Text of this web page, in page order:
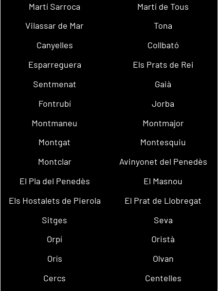
Martí Sarroca
Martí de Tous
Vilassar de Mar
Tona
Canyelles
Collbató
Esparreguera
Els Prats de Rei
Sentmenat
Gaià
Fontrubí
Jorba
Montmaneu
Montmajor
Montgat
Montesquiu
Montclar
Avinyonet del Penedès
El Pla del Penedès
El Masnou
Els Hostalets de Pierola
El Prat de Llobregat
Sitges
Seva
Orpí
Oristà
Orís
Olvan
Cercs
Centelles